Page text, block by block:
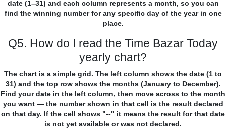
date (1–31) and each column represents a month, so you can
find the winning number for any specific day of the year in one
place.
Q5. How do I read the Time Bazar Today
yearly chart?
The chart is a simple grid. The left column shows the date (1 to
31) and the top row shows the months (January to December).
Find your date in the left column, then move across to the month
you want — the number shown in that cell is the result declared
on that day. If the cell shows "--" it means the result for that date
is not yet available or was not declared.